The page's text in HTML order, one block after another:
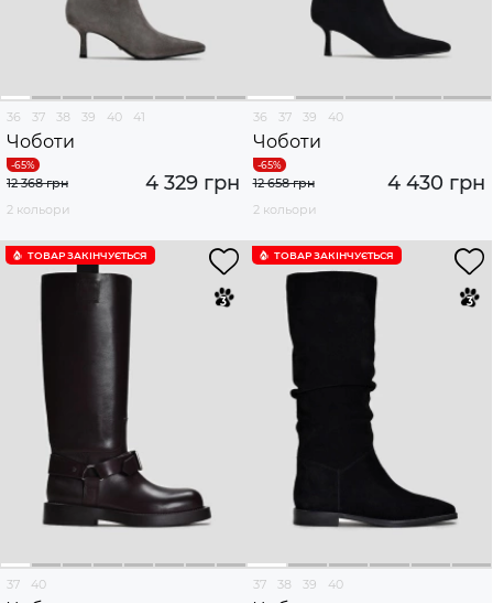
36 37 38 39 40 41
Чоботи
4 329 грн
12 368 грн
2 кольори
36 37 39 40
Чоботи
4 430 грн
12 658 грн
2 кольори
ТОВАР ЗАКІНЧУЄTЬСЯ
37 40
ТОВАР ЗАКІНЧУЄTЬСЯ
37 38 39 40